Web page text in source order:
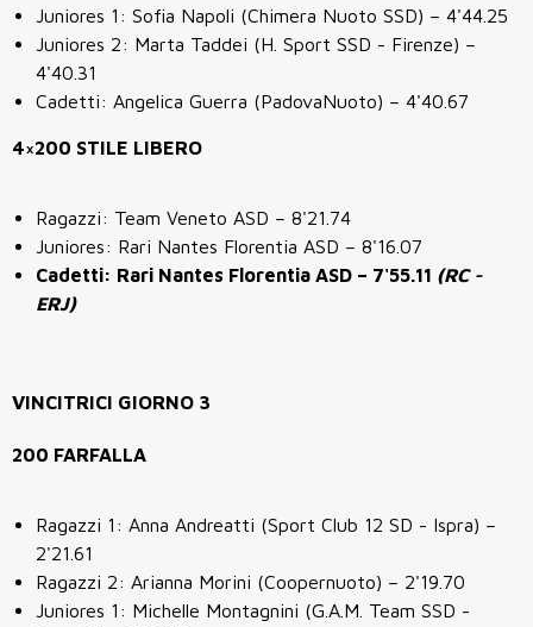
Juniores 1: Sofia Napoli (Chimera Nuoto SSD) – 4'44.25
Juniores 2: Marta Taddei (H. Sport SSD - Firenze) –
4'40.31
Cadetti: Angelica Guerra (PadovaNuoto) – 4'40.67
4×200 STILE LIBERO
Ragazzi: Team Veneto ASD – 8'21.74
Juniores: Rari Nantes Florentia ASD – 8'16.07
Cadetti: Rari Nantes Florentia ASD – 7'55.11 (RC -
ERJ)
VINCITRICI GIORNO 3
200 FARFALLA
Ragazzi 1: Anna Andreatti (Sport Club 12 SD - Ispra) –
2'21.61
Ragazzi 2: Arianna Morini (Coopernuoto) – 2'19.70
Juniores 1: Michelle Montagnini (G.A.M. Team SSD -